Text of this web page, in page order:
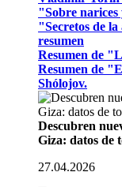
"Sobre
"Secretos de
resumen
Resumen de
Resumen de
Shólojov.
Descubren
Giza: datos de
27.04.2026